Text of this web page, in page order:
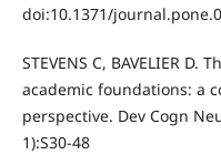
doi:10.1371/
STEVENS C, BAVELIER
academic foundations: a
perspective. Dev Cogn
1):S30-48